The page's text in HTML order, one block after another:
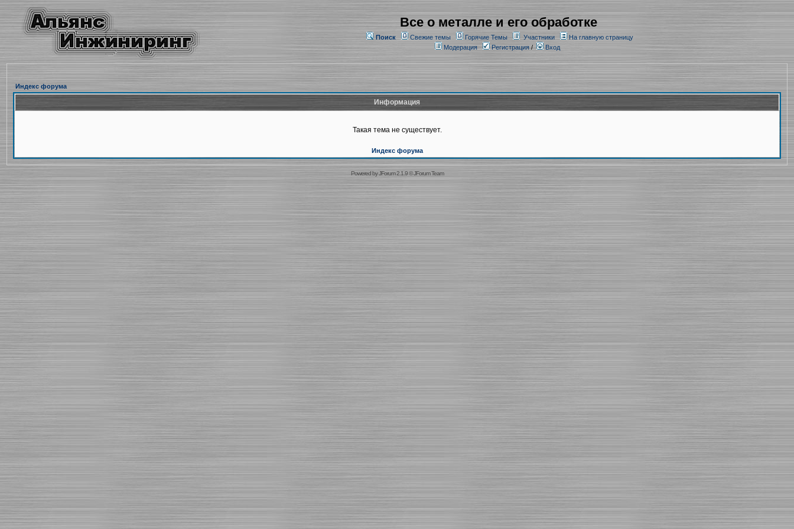
Все о металле и его обработке
Поиск Свежие темы Горячие Темы Участники
На главную страницу
Модерация
Регистрация/ Вход
Индекс форума
Информация
Такая тема не существует.
Индекс форума
Powered byJForum 2.1.9©JForum Team